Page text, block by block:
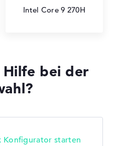
Intel Core 9 270H
Hilfe bei der
Konfigurator starten